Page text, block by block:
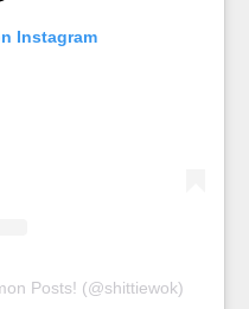
Instagram
Posts! (@shittiewok)